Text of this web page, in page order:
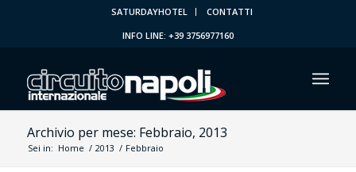
SATURDAYHOTEL
CONTATTI
INFO LINE: +39 3756977160
Archivio per mese: Febbraio, 2013
Sei in: Home / 2013 / Febbraio